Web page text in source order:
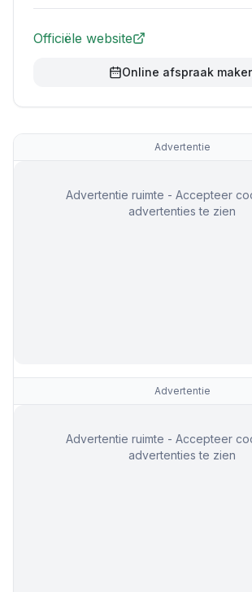
Officiële website
Online afspraak
Advertentie
Advertentie ruimte - Accepteer
advertenties te zien
Advertentie
Advertentie ruimte - Accepteer
advertenties te zien